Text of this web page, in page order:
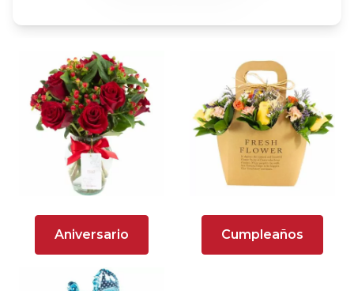
Aniversario Cumpleaños